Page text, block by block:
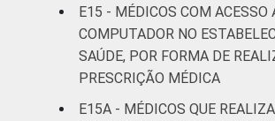
E15 - MÉDICOS COM ACESSO
COMPUTADOR NO
SAÚDE, POR FORMA DE
PRESCRIÇÃO MÉDICA
E15A - MÉDICOS QUE